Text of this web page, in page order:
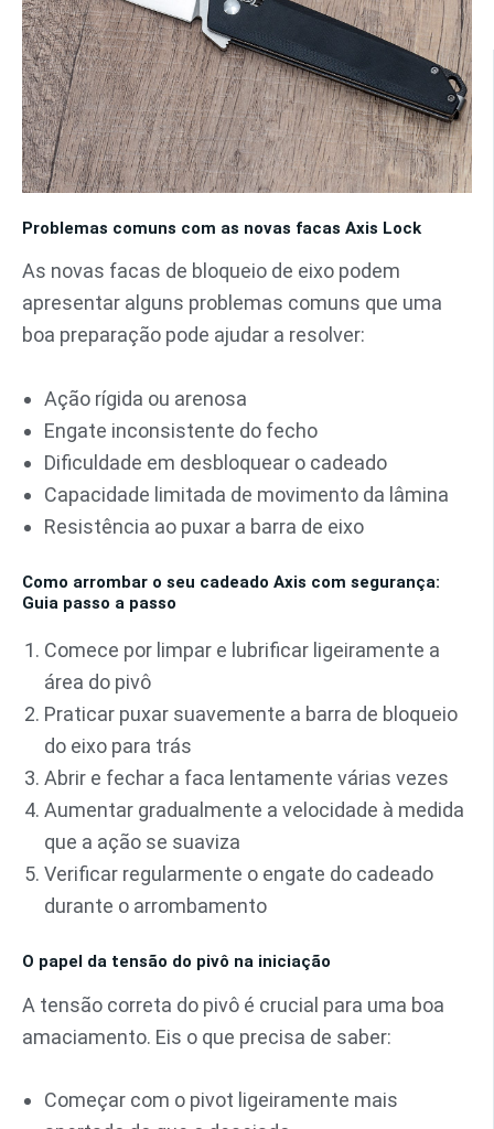
Problemas comuns com as novas facas Axis Lock
As novas facas de bloqueio de eixo podem
apresentar alguns problemas comuns que uma
boa preparação pode ajudar a resolver:
Ação rígida ou arenosa
Engate inconsistente do fecho
Dificuldade em desbloquear o cadeado
Capacidade limitada de movimento da lâmina
Resistência ao puxar a barra de eixo
Como arrombar o seu cadeado Axis com segurança:
Guia passo a passo
Comece por limpar e lubrificar ligeiramente a
área do pivô
Praticar puxar suavemente a barra de bloqueio
do eixo para trás
Abrir e fechar a faca lentamente várias vezes
Aumentar gradualmente a velocidade à medida
que a ação se suaviza
Verificar regularmente o engate do cadeado
durante o arrombamento
O papel da tensão do pivô na iniciação
A tensão correta do pivô é crucial para uma boa
amaciamento. Eis o que precisa de saber:
Começar com o pivot ligeiramente mais